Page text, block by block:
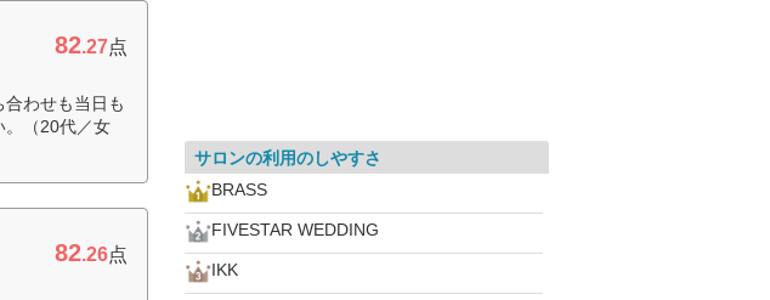
82.27点
わせも当日も
。（20代／女
82.26点
サロンの利用のしやすさ
BRASS
FIVESTAR WEDDING
IKK